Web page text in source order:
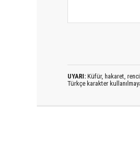
UYARI: Küfür, hakaret,
Türkçe karakter